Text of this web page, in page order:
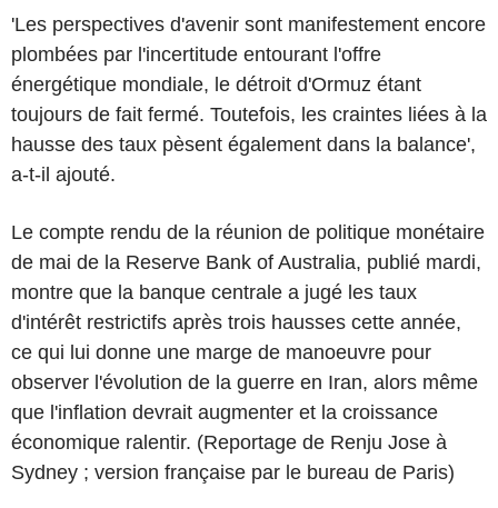
'Les perspectives d'avenir sont manifestement encore
plombées par l'incertitude entourant l'offre
énergétique mondiale, le détroit d'Ormuz étant
toujours de fait fermé. Toutefois, les craintes liées à la
hausse des taux pèsent également dans la balance',
a-t-il ajouté.
Le compte rendu de la réunion de politique monétaire
de mai de la Reserve Bank of Australia, publié mardi,
montre que la banque centrale a jugé les taux
d'intérêt restrictifs après trois hausses cette année,
ce qui lui donne une marge de manoeuvre pour
observer l'évolution de la guerre en Iran, alors même
que l'inflation devrait augmenter et la croissance
économique ralentir. (Reportage de Renju Jose à
Sydney ; version française par le bureau de Paris)